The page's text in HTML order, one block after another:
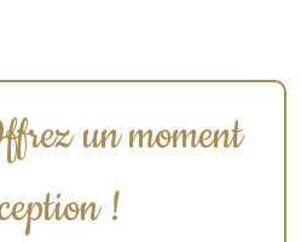
un moment
!